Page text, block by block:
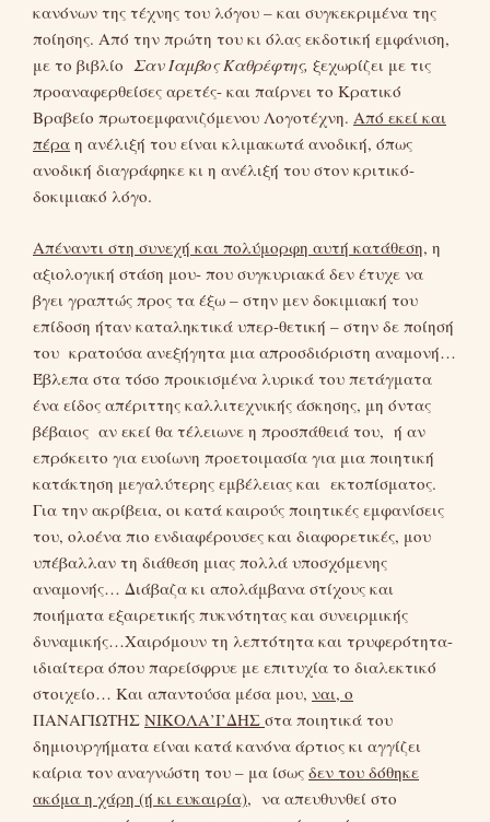
κανόνων της τέχνης του λόγου – και συγκεκριμένα της
ποίησης. Από την πρώτη του κι όλας εκδοτική εμφάνιση,
με το βιβλίο Σαν Ίαμβος Καθρέφτης, ξεχωρίζει με τις
προαναφερθείσες αρετές- και παίρνει το Κρατικό
Βραβείο πρωτοεμφανιζόμενου Λογοτέχνη. Από εκεί και
πέρα η ανέλιξή του είναι κλιμακωτά ανοδική, όπως
ανοδική διαγράφηκε κι η ανέλιξή του στον κριτικό-
δοκιμιακό λόγο.
Απέναντι στη συνεχή και πολύμορφη αυτή κατάθεση, η
αξιολογική στάση μου- που συγκυριακά δεν έτυχε να
βγει γραπτώς προς τα έξω – στην μεν δοκιμιακή του
επίδοση ήταν καταληκτικά υπερ-θετική – στην δε ποίησή
του κρατούσα ανεξήγητα μια απροσδιόριστη αναμονή…
Έβλεπα στα τόσο προικισμένα λυρικά του πετάγματα
ένα είδος απέριττης καλλιτεχνικής άσκησης, μη όντας
βέβαιος αν εκεί θα τέλειωνε η προσπάθειά του, ή αν
επρόκειτο για ευοίωνη προετοιμασία για μια ποιητική
κατάκτηση μεγαλύτερης εμβέλειας και εκτοπίσματος.
Για την ακρίβεια, οι κατά καιρούς ποιητικές εμφανίσεις
του, ολοένα πιο ενδιαφέρουσες και διαφορετικές, μου
υπέβαλλαν τη διάθεση μιας πολλά υποσχόμενης
αναμονής… Διάβαζα κι απολάμβανα στίχους και
ποιήματα εξαιρετικής πυκνότητας και συνειρμικής
δυναμικής…Χαιρόμουν τη λεπτότητα και τρυφερότητα-
ιδιαίτερα όπου παρείσφρυε με επιτυχία το διαλεκτικό
στοιχείο… Και απαντούσα μέσα μου, ναι, ο
ΠΑΝΑΓΙΩΤΗΣ ΝΙΚΟΛΑ’Ι’ΔΗΣ στα ποιητικά του
δημιουργήματα είναι κατά κανόνα άρτιος κι αγγίζει
καίρια τον αναγνώστη του – μα ίσως δεν του δόθηκε
ακόμα η χάρη (ή κι ευκαιρία), να απευθυνθεί στο